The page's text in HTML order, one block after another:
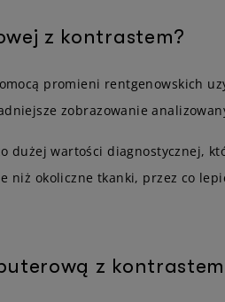
z kontrastem?
promieni rentgenowskich
zobrazowanie
dużej wartości diagnostycznej,
niż okoliczne tkanki, przez co
z